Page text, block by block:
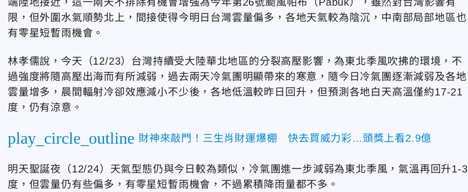
限，但外圍水氣順勢北上，間接使得今明日台灣雲量偏多，各地天氣較為陰沉，中南部局部地區也
有零星短暫雨機會。
林孝儒說，今天（12/23）台灣持續受大陸華北地區的分裂高壓影響，為東北季風吹拂的環境，不
過強度將隨高壓出海而有所減弱，過去兩天冷氣團明顯帶來的寒意，隨今日冷氣團逐漸減弱及各地
雲量增多，晨間輻射冷卻效應減小不少後，各地低溫較昨日回升，但預測各地白天高溫僅約17-21
度，仍有涼意。
play_circle_outline 財神來敲門！三生肖財運爆棚 快去買威力彩…頭獎上看2.9億
明天聖誕夜（12/24）天氣型態仍與今日較為類似，冷氣團進一步減弱為東北季風，氣溫再回升1-3
度，但雲量仍有些偏多，有零星短暫雨機會，不過累積降雨量都不多。